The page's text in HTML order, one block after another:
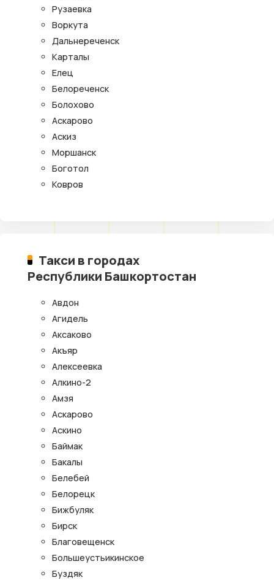
Рузаевка
Воркута
Дальнереченск
Карталы
Елец
Белореченск
Болохово
Аскарово
Аскиз
Моршанск
Боготол
Ковров
Такси в городах
Республики Башкортостан
Авдон
Агидель
Аксаково
Акъяр
Алексеевка
Алкино-2
Амзя
Аскарово
Аскино
Баймак
Бакалы
Белебей
Белорецк
Бижбуляк
Бирск
Благовещенск
Большеустьикинское
Буздяк